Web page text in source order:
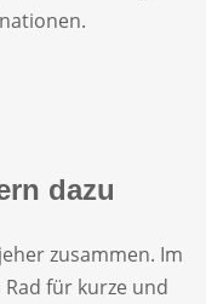
dazu
zusammen. Im
für kurze und